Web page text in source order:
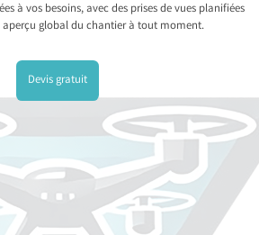
à vos besoins, avec des prises de vues planifiées
global du chantier à tout moment.
Devis gratuit